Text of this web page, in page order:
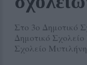
Στο 3ο Δημοτικό
Δημοτικό
Σχολείο